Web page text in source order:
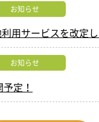
お知らせ
用サービスを改定し
お知らせ
定！